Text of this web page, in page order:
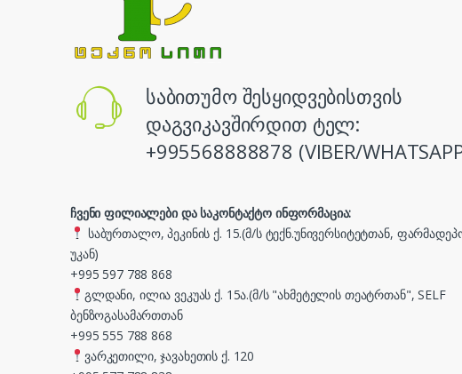
საბითუმო შესყიდვებისთვის
დაგვიკავშირდით ტელ:
+995568888878 (VIBER/
ჩვენი ფილიალები და საკონტაქტო ინფორმაცია:
საბურთალო, პეკინის ქ. 15.(მ/ს ტექნ.უნივერსიტეტთან,
უკან)
+995 597 788 868
გლდანი, ილია ვეკუას ქ. 15ა.(მ/ს "ახმეტელის თეატრთან", SELF
ბენზოგასამართთან
+995 555 788 868
ვარკეთილი, ჯავახეთის ქ. 120